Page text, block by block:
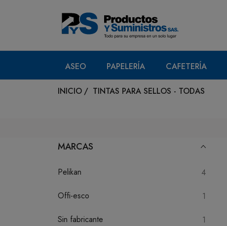
ASEO PAPELERÍA CAFETERÍA
INICIO / TINTAS PARA SELLOS - TODAS
MARCAS
Pelikan 4
Offi-esco 1
Sin fabricante 1